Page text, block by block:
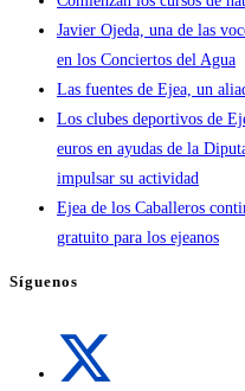
Javier Ojeda, una de las
en los Conciertos del Agua
Las fuentes de Ejea, un
Los clubes deportivos de
euros en ayudas de la
impulsar su actividad
Ejea de los Caballeros
gratuito para los ejeanos
Síguenos